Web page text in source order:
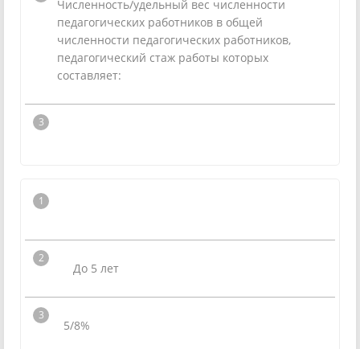
Численность/удельный вес численности
педагогических работников в общей
численности педагогических работников,
педагогический стаж работы которых
составляет:
До 5 лет
5/8%